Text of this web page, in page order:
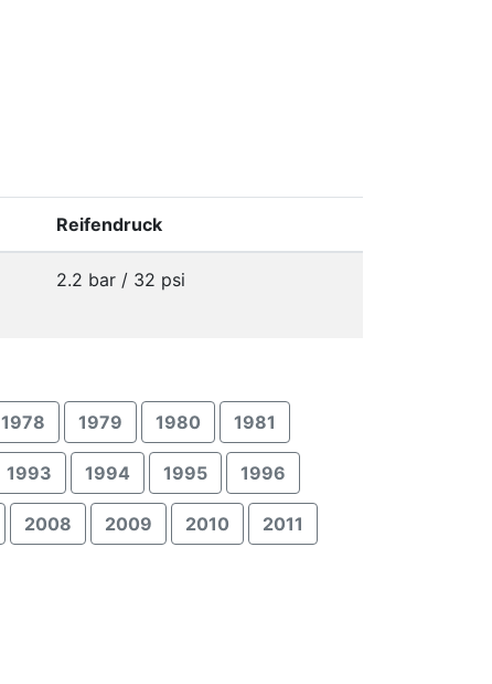
Reifendruck
2.2 bar / 32 psi
1978 1979 1980 1981
1993 1994 1995 1996
2008 2009 2010 2011